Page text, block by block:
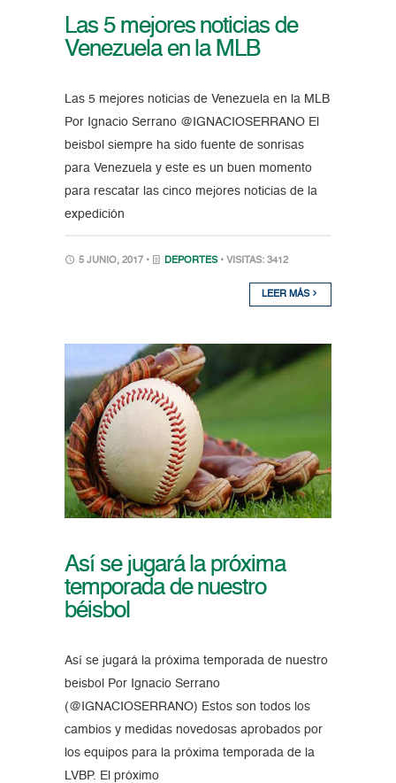
Las 5 mejores noticias de
Venezuela en la MLB
Las 5 mejores noticias de Venezuela en la MLB
Por Ignacio Serrano @IGNACIOSERRANO El
beisbol siempre ha sido fuente de sonrisas
para Venezuela y este es un buen momento
para rescatar las cinco mejores noticias de la
expedición
5 JUNIO, 2017 • DEPORTES • VISITAS: 3412
LEER MÁS
Así se jugará la próxima
temporada de nuestro
béisbol
Así se jugará la próxima temporada de nuestro
beisbol Por Ignacio Serrano
(@IGNACIOSERRANO) Estos son todos los
cambios y medidas novedosas aprobados por
los equipos para la próxima temporada de la
LVBP. El próximo